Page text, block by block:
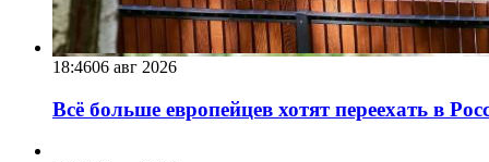
18:4606 авг 2026
Всё больше европейцев хотят переехать в